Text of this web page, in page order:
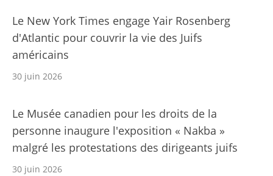
Le New York Times engage Yair Rosenberg
d'Atlantic pour couvrir la vie des Juifs
américains
30 juin 2026
Le Musée canadien pour les droits de la
personne inaugure l'exposition « Nakba »
malgré les protestations des dirigeants juifs
30 juin 2026